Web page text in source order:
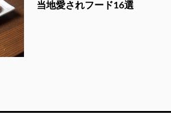
当地愛されフード16選